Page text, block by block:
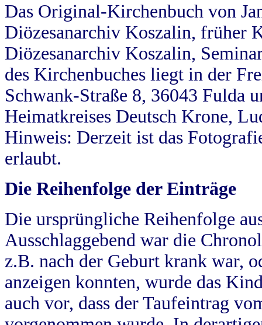
Das Original-Kirchenbuch von
Diözesanarchiv Koszalin, früher
Diözesanarchiv Koszalin,
des Kirchenbuches liegt in der
Schwank-Straße 8, 36043 Fulda
Heimatkreises Deutsch Krone,
Hinweis: Derzeit ist das
erlaubt.
Die Reihenfolge der Einträge
Die ursprüngliche Reihenfolge
Ausschlaggebend war die
z.B. nach der Geburt krank war,
anzeigen konnten, wurde das
auch vor, dass der Taufeintrag